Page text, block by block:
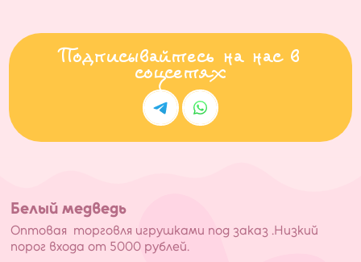
Подписывайтесь на нас в
соцсетях
Белый медведь
Оптовая торговля игрушками под заказ .Низкий
порог входа от 5000 рублей.